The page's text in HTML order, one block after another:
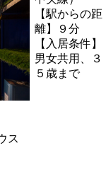
【駅からの距
離】９分
【入居条件】
男女共用、３
５歳まで
ス